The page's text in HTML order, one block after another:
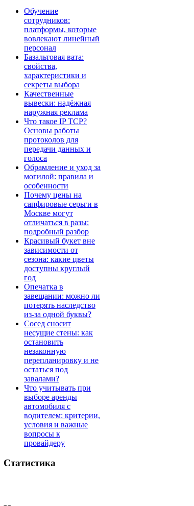
Обучение
сотрудников:
платформы, которые
вовлекают линейный
персонал
Базальтовая вата:
свойства,
характеристики и
секреты выбора
Качественные
вывески: надёжная
наружная реклама
Что такое IP TCP?
Основы работы
протоколов для
передачи данных и
голоса
Обрамление и уход за
могилой: правила и
особенности
Почему цены на
сапфировые серьги в
Москве могут
отличаться в разы:
подробный разбор
Красивый букет вне
зависимости от
сезона: какие цветы
доступны круглый
год
Опечатка в
завещании: можно ли
потерять наследство
из-за одной буквы?
Сосед сносит
несущие стены: как
остановить
незаконную
перепланировку и не
остаться под
завалами?
Что учитывать при
выборе аренды
автомобиля с
водителем: критерии,
условия и важные
вопросы к
провайдеру
Статистика